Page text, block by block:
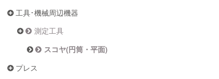
工具･機械周辺機器
測定工具
スコヤ(円筒・平面)
プレス